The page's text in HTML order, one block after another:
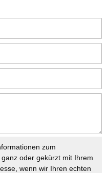
zum
oder gekürzt mit Ihrem
wenn wir Ihren echten